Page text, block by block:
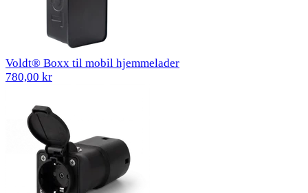
Voldt® Boxx til mobil hjemmelader
780,00 kr